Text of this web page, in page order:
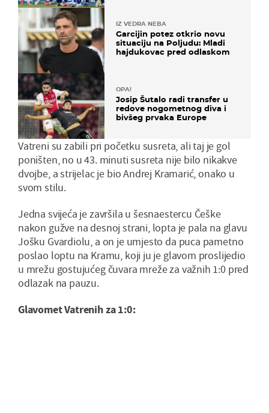
IZ VEDRA NEBA
Garcijin potez otkrio novu
situaciju na Poljudu: Mladi
hajdukovac pred odlaskom
OPA!
Josip Šutalo radi transfer u
redove nogometnog diva i
bivšeg prvaka Europe
Vatreni su zabili pri početku susreta, ali taj je gol
poništen, no u 43. minuti susreta nije bilo nikakve
dvojbe, a strijelac je bio Andrej Kramarić, onako u
svom stilu.
Jedna svijeća je završila u šesnaestercu Češke
nakon gužve na desnoj strani, lopta je pala na glavu
Jošku Gvardiolu, a on je umjesto da puca pametno
poslao loptu na Kramu, koji ju je glavom proslijedio
u mrežu gostujućeg čuvara mreže za važnih 1:0 pred
odlazak na pauzu.
Glavomet Vatrenih za 1:0: